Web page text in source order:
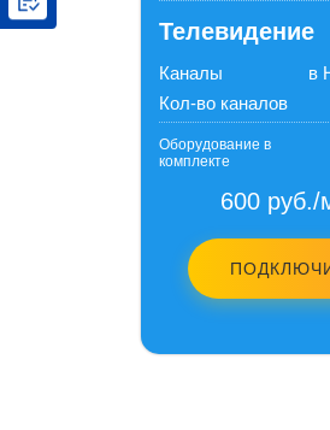
Телевидение
Каналы
в
Кол-во каналов
Оборудование в
комплекте
600 руб./